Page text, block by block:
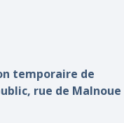
temporaire de
rue de Malnoue